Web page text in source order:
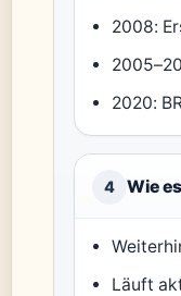
2008:
2020:
4 Wie
Läuft